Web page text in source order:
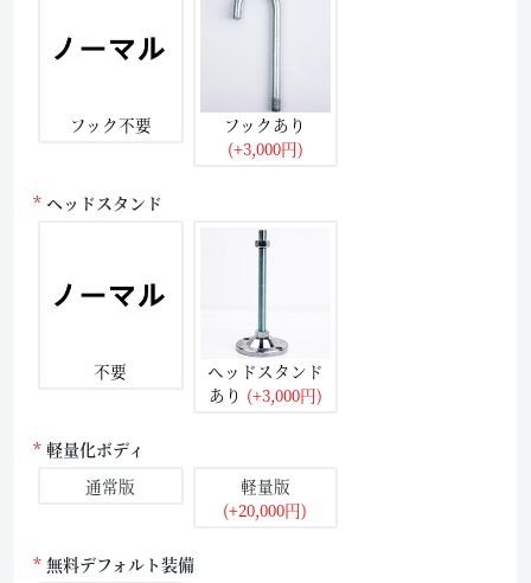
フック不要
フックあり
(+3,000円)
ヘッドスタンド
不要
ヘッドスタンド
あり (+3,000円)
軽量化ボディ
通常版
軽量版
(+20,000円)
無料デフォルト装備